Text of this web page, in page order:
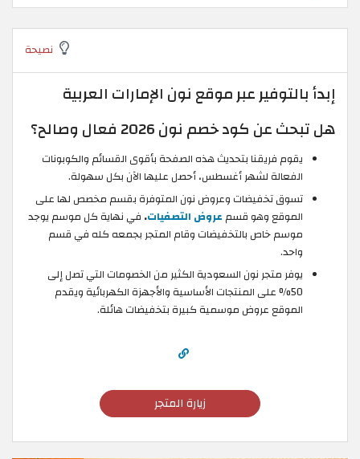
نصيحة
إبدأ بالتوفير عبر موقع نون الإمارات العربية
هل تبحث عن كود خصم نون 2026 فعال وصالح؟
يقوم فريقنا بتحديث هذه الصفحة بأقوى القسائم والكوبونات
الفعالة لشهر أغسطس، أحصل عليها الآن بكل سهولة.
تسوق تخفيضات وعروض نون المتوفرة بقسم مخصص لها على
الموقع وهو قسم عروض التصفيات. في نهاية كل موسم يوجد
موسم خاص بالتخفيضات وقام المتجر بجمعه كله في قسم
واحد.
يوفر متجر نون السعودية الكثير من الخصومات التي تصل إلى
50% على المنتجات الأساسية والأجهزة الكهربائية ويقدم
الموقع عروض موسمية كبيرة بتخفيضات هائلة.
زيارة المتجر